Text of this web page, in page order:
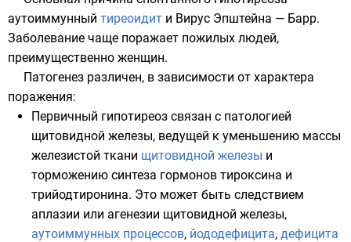
аутоиммунный тиреоидит и Вирус Эпштейна — Барр.
Заболевание чаще поражает пожилых людей,
преимущественно женщин.
Патогенез различен, в зависимости от характера
поражения:
Первичный гипотиреоз связан с патологией
щитовидной железы, ведущей к уменьшению массы
железистой ткани щитовидной железы и
торможению синтеза гормонов тироксина и
трийодтиронина. Это может быть следствием
аплазии или агенезии щитовидной железы,
аутоиммунных процессов, йододефицита, дефицита